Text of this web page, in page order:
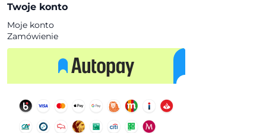
Twoje konto
Moje konto
Zamówienie